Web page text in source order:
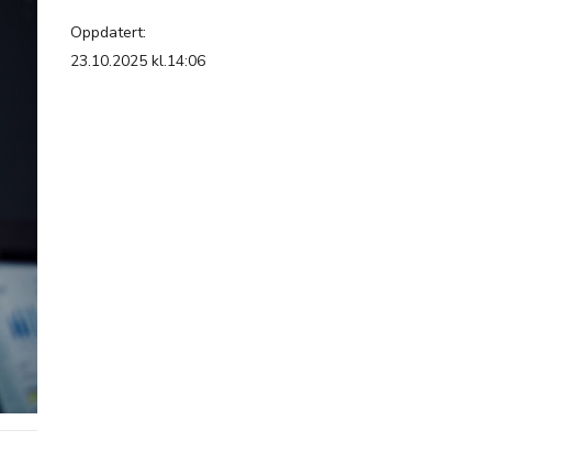
Oppdatert:
23.10.2025 kl.14:06